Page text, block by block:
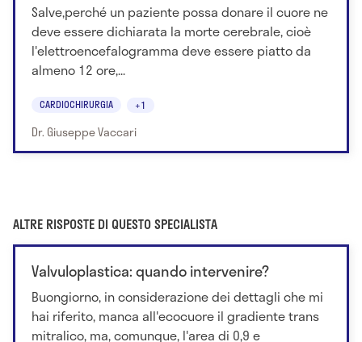
Salve,perché un paziente possa donare il cuore ne
deve essere dichiarata la morte cerebrale, cioè
l'elettroencefalogramma deve essere piatto da
almeno 12 ore,...
CARDIOCHIRURGIA +1
Dr. Giuseppe Vaccari
ALTRE RISPOSTE DI QUESTO SPECIALISTA
Valvuloplastica: quando intervenire?
Buongiorno, in considerazione dei dettagli che mi
hai riferito, manca all'ecocuore il gradiente trans
mitralico, ma, comunque, l'area di 0,9 e